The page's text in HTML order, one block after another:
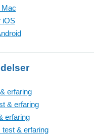
Mac
iOS
erfaring
& erfaring
erfaring
& erfaring